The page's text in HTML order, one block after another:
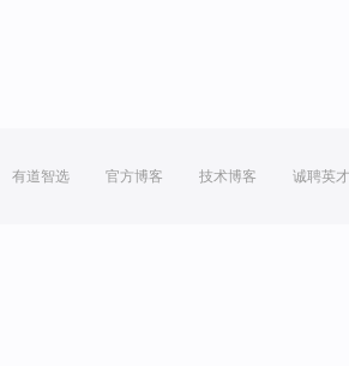
有道智选 官方博客 技术博客 诚聘英才